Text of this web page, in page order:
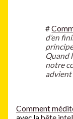
#
d’en
Quand
notre
advient
Comment